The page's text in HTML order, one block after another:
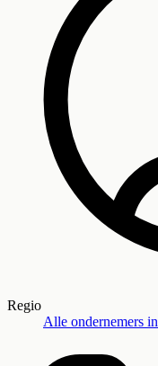
Regio
Alle ondernemers in